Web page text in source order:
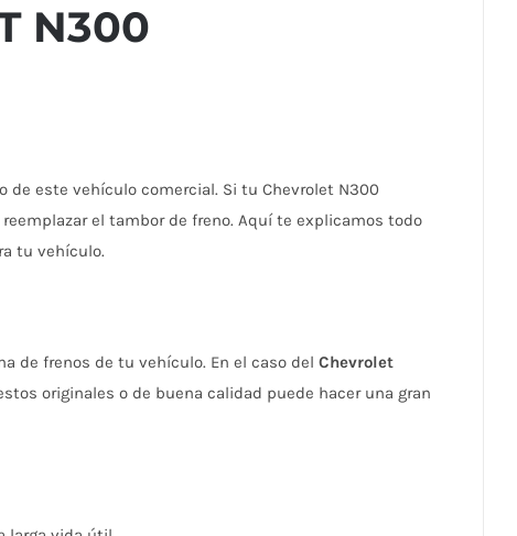
N300
de este vehículo comercial. Si tu Chevrolet N300
el tambor de freno. Aquí te explicamos todo
tu vehículo.
de frenos de tu vehículo. En el caso del Chevrolet
originales o de buena calidad puede hacer una gran